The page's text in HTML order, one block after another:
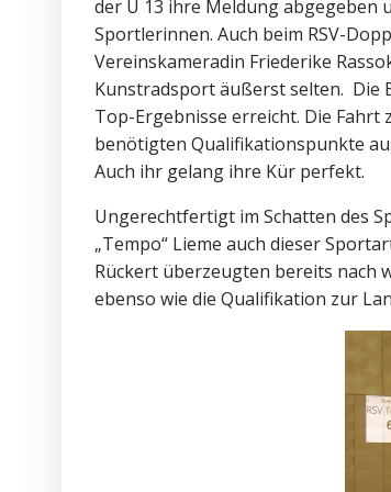
der U 13 ihre Meldung abgegeben
Sportlerinnen. Auch beim RSV-
Vereinskameradin Friederike
Kunstradsport äußerst selten. Die
Top-Ergebnisse erreicht. Die
benötigten Qualifikationspunkte
Auch ihr gelang ihre Kür perfekt.
Ungerechtfertigt im Schatten des
„Tempo“ Lieme auch dieser
Rückert überzeugten bereits nach
ebenso wie die Qualifikation zur